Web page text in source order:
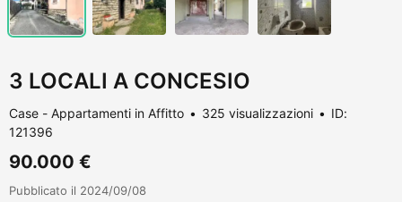
3 LOCALI A CONCESIO
Case - Appartamenti in Affitto 325 visualizzazioni
ID:
121396
90.000 €
Pubblicato il 2024/09/08